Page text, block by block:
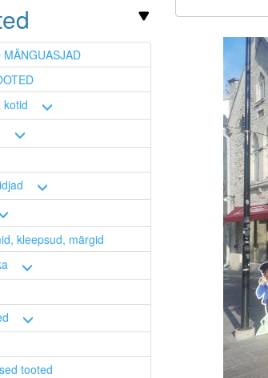
MÄNGUASJAD
kotid
kleepsud, märgid
tooted